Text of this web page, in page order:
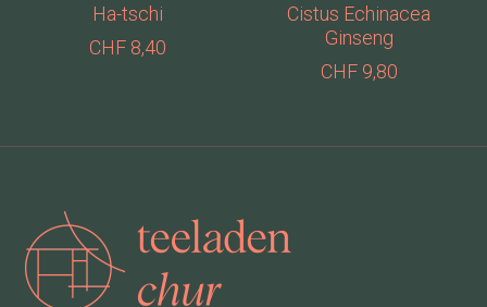
Ha-tschi
CHF 8,40
Cistus Echinacea
Ginseng
CHF 9,80